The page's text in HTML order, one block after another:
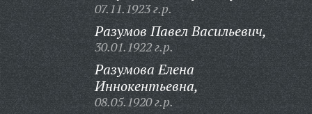
07.11.1923 г.р.
Разумов Павел Васильевич,
30.01.1922 г.р.
Разумова Елена
Иннокентьевна,
08.05.1920 г.р.